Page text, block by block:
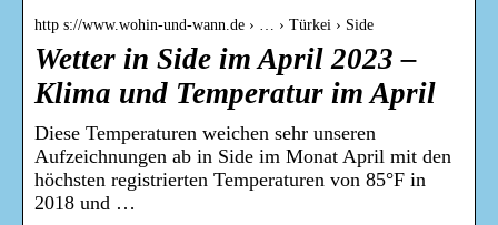
http s://www.wohin-und-wann.de › … › Türkei › Side
Wetter in Side im April 2023 –
Klima und Temperatur im April
Diese Temperaturen weichen sehr unseren
Aufzeichnungen ab in Side im Monat April mit den
höchsten registrierten Temperaturen von 85°F in
2018 und …